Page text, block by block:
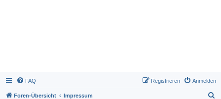
FAQ Anmelden
Registrieren
Foren-Übersicht Impressum